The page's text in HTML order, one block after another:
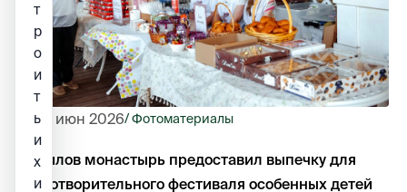
25 июн 2026/ Фотоматериалы
Данилов монастырь предоставил выпечку для
благотворительного фестиваля особенных детей
т
р
о
и
т
ь
и
х
и